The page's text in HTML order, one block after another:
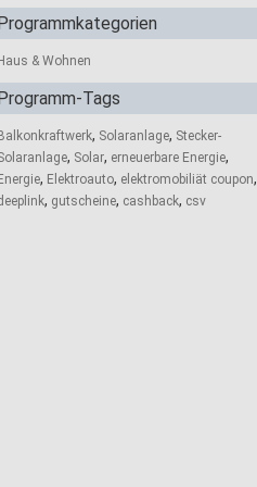
& Wohnen
Tags
, Solaranlage, Stecker-
, Solar, erneuerbare Energie,
, Elektroauto, elektromobiliät coupon,
, gutscheine, cashback, csv